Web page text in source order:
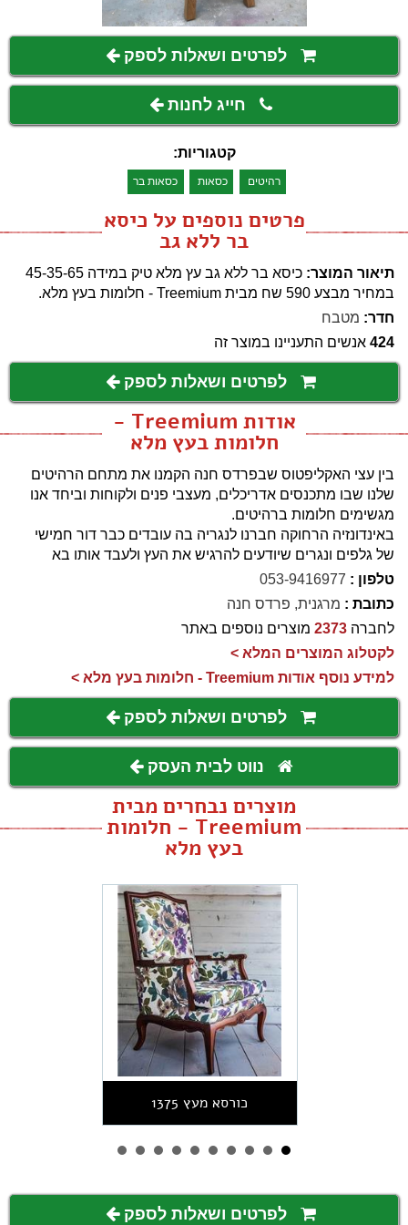
לפרטים ושאלות לספק
חייג לחנות
קטגוריות:
רהיטים כסאות כסאות בר
פרטים נוספים על כיסא
בר ללא גב
תיאור המוצר: כיסא בר ללא גב עץ מלא טיק במידה 45-35-65
במחיר מבצע 590 שח מבית Treemium - חלומות בעץ מלא.
חדר: מטבח
424 אנשים התעניינו במוצר זה
לפרטים ושאלות לספק
אודות Treemium -
חלומות בעץ מלא
בין עצי האקליפטוס שבפרדס חנה הקמנו את מתחם הרהיטים
שלנו שבו מתכנסים אדריכלים, מעצבי פנים ולקוחות וביחד אנו
מגשימים חלומות ברהיטים.
באינדונזיה הרחוקה חברנו לנגריה בה עובדים כבר דור חמישי
של גלפים ונגרים שיודעים להרגיש את העץ ולעבד אותו בא
טלפון : 053-9416977
כתובת : מרגנית, פרדס חנה
לחברה 2373 מוצרים נוספים באתר
לקטלוג המוצרים המלא >
למידע נוסף אודות Treemium - חלומות בעץ מלא >
לפרטים ושאלות לספק
נווט לבית העסק
מוצרים נבחרים מבית
Treemium - חלומות
בעץ מלא
כורסא מעץ 1375
לפרטים ושאלות לספק